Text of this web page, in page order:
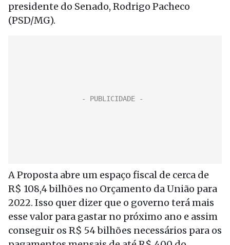
presidente do Senado, Rodrigo Pacheco
(PSD/MG).
A Proposta abre um espaço fiscal de cerca de
R$ 108,4 bilhões no Orçamento da União para
2022. Isso quer dizer que o governo terá mais
esse valor para gastar no próximo ano e assim
conseguir os R$ 54 bilhões necessários para os